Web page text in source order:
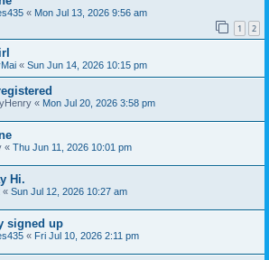
« Mon Jul 13, 2026 9:56 am
1 2
« Sun Jun 14, 2026 10:15 pm
« Mon Jul 20, 2026 3:58 pm
« Thu Jun 11, 2026 10:01 pm
Hi.
« Sun Jul 12, 2026 10:27 am
signed up
« Fri Jul 10, 2026 2:11 pm